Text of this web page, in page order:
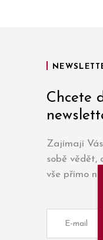
Chcete
Zajímají
sobě vědět,
vše přímo